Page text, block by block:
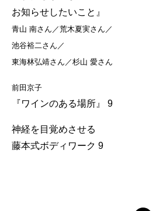
お知らせしたいこと』
青山 南さん／荒木夏実さん／
池谷裕二さん／
東海林弘靖さん／杉山 愛さん
前田京子
『ワインのある場所』 9
神経を目覚めさせる
藤本式ボディワーク 9